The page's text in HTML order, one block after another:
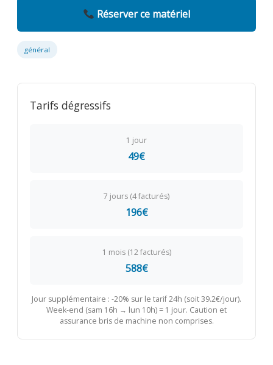
Réserver ce matériel
général
Tarifs dégressifs
1 jour
49€
7 jours (4 facturés)
196€
1 mois (12 facturés)
588€
Jour supplémentaire : -20% sur le tarif 24h (soit 39.2€/jour).
Week-end (sam 16h → lun 10h) = 1 jour. Caution et
assurance bris de machine non comprises.